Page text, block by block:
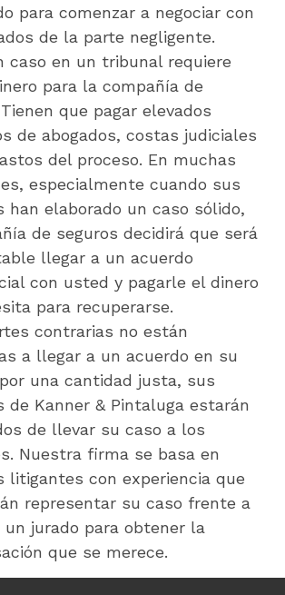
para comenzar a negociar con
de la parte negligente.
caso en un tribunal requiere
para la compañía de
que pagar elevados
de abogados, costas judiciales
del proceso. En muchas
especialmente cuando sus
han elaborado un caso sólido,
de seguros decidirá que será
llegar a un acuerdo
con usted y pagarle el dinero
para recuperarse.
contrarias no están
a llegar a un acuerdo en su
una cantidad justa, sus
de Kanner & Pintaluga estarán
de llevar su caso a los
Nuestra firma se basa en
litigantes con experiencia que
representar su caso frente a
un jurado para obtener la
que se merece.